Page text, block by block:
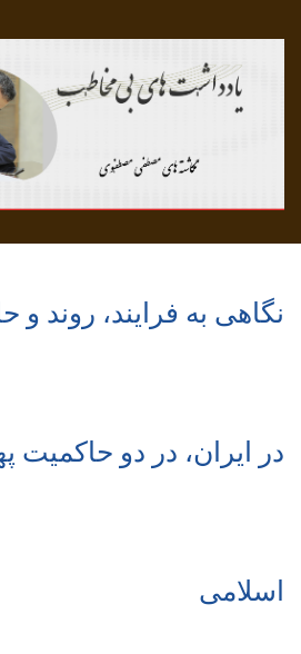
نگاهی به فرایند، روند
در ایران، در دو حاکمیت
اسلامی